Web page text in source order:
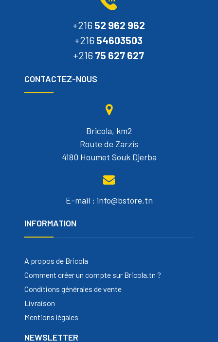
+216 52 962 962
+216 54603503
+216 75 627 627
CONTACTEZ-NOUS
Bricola, km2
Route de Zarzis
4180 Houmet Souk Djerba
E-mail : info@bstore.tn
INFORMATION
A propos de Bricola
Comment créer un compte sur Bricola.tn ?
Conditions générales de vente
Livraison
Mentions légales
NEWSLETTER